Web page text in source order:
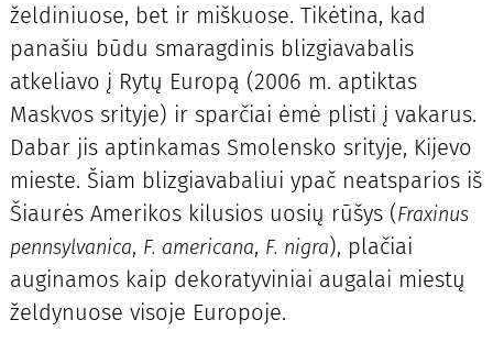
želdiniuose, bet ir miškuose. Tikėtina, kad
panašiu būdu smaragdinis blizgiavabalis
atkeliavo į Rytų Europą (2006 m. aptiktas
Maskvos srityje) ir sparčiai ėmė plisti į vakarus.
Dabar jis aptinkamas Smolensko srityje, Kijevo
mieste. Šiam blizgiavabaliui ypač neatsparios iš
Šiaurės Amerikos kilusios uosių rūšys (Fraxinus
pennsylvanica, F. americana, F. nigra), plačiai
auginamos kaip dekoratyviniai augalai miestų
želdynuose visoje Europoje.